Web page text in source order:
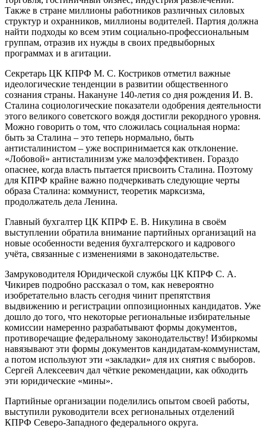
Также в стране миллионы работников различных силовых
структур и охранников, миллионы водителей. Партия должна
найти подходы ко всем этим социально-профессиональным
группам, отразив их нужды в своих предвыборных
программах и в агитации.
Секретарь ЦК КПРФ М. С. Костриков отметил важные
идеологические тенденции в развитии общественного
сознания страны. Накануне 140-летия со дня рождения И. В.
Сталина социологические показатели одобрения деятельности
этого великого советского вождя достигли рекордного уровня.
Можно говорить о том, что сложилась социальная норма:
быть за Сталина – это теперь нормально, быть
антисталинистом – уже воспринимается как отклонение.
«Лобовой» антисталинизм уже малоэффективен. Гораздо
опаснее, когда власть пытается присвоить Сталина. Поэтому
для КПРФ крайне важно подчеркивать следующие черты
образа Сталина: коммунист, теоретик марксизма,
продолжатель дела Ленина.
Главный бухгалтер ЦК КПРФ Е. В. Никулина в своём
выступлении обратила внимание партийных организаций на
новые особенности ведения бухгалтерского и кадрового
учёта, связанные с изменениями в законодательстве.
Замруководителя Юридической службы ЦК КПРФ С. А.
Чикирев подробно рассказал о том, как невероятно
изобретательно власть сегодня чинит препятствия
выдвижению и регистрации оппозиционных кандидатов. Уже
дошло до того, что некоторые региональные избирательные
комиссии намеренно разрабатывают формы документов,
противоречащие федеральному законодательству! Избиркомы
навязывают эти формы документов кандидатам-коммунистам,
а потом используют эти «закладки» для их снятия с выборов.
Сергей Алексеевич дал чёткие рекомендации, как обходить
эти юридические «мины».
Партийные организации поделились опытом своей работы,
выступили руководители всех региональных отделений
КПРФ Северо-Западного федерального округа.